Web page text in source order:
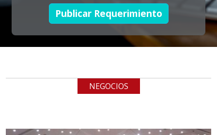
Requiere:
LOGÍSTICA DE CARGA LLAVE
EN MANO
Aplicar al Requerimiento
Empresa en Jalisco
Publicar Requerimiento
NEGOCIOS